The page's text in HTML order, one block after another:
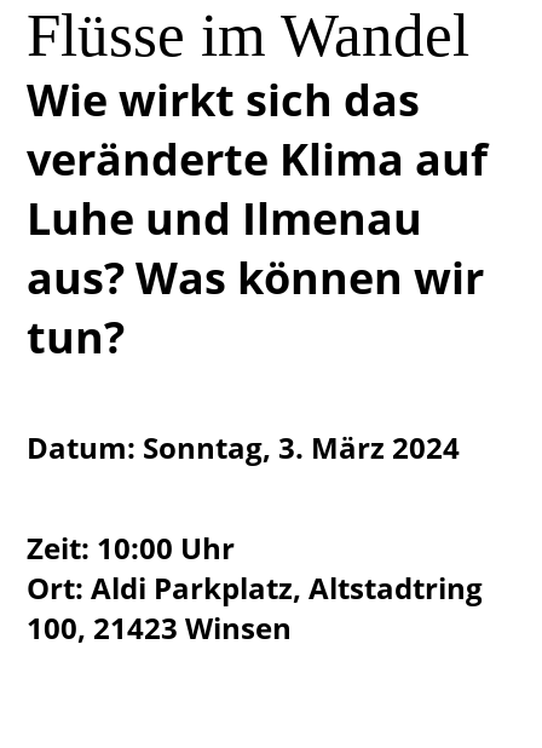
Flüsse im Wandel
Wie wirkt sich das
veränderte Klima auf
Luhe und Ilmenau
aus? Was können wir
tun?
Datum: Sonntag, 3. März 2024
Zeit: 10:00 Uhr
Ort: Aldi Parkplatz, Altstadtring
100, 21423 Winsen